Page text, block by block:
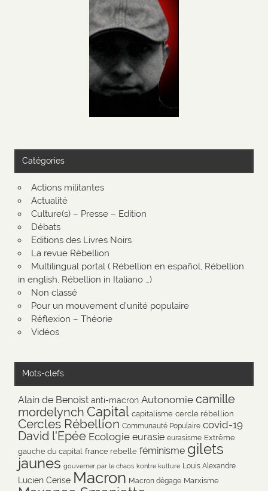
Catégories
Actions militantes
Actualité
Culture(s) – Presse – Edition
Débats
Editions des Livres Noirs
La revue Rébellion
Multilingual portal ( Rébellion en español, Rébellion
in english, Rébellion in Italiano …)
Non classé
Pour un mouvement d'unité populaire
Réflexion – Théorie
Vidéos
Mots-clefs
Alain de Benoist anti-macron Autonomie camille
mordelynch Capital capitalisme cercle rébellion
Cercles Rébellion Communauté Populaire covid-19
David l'Epée Ecologie eurasie eurasisme Extrême
gauche du capital france rebelle féminisme gilets
jaunes gouverner par le chaos kontre kulture Louis Alexandre
Lucien Cerise Macron Macron dégage Marxisme